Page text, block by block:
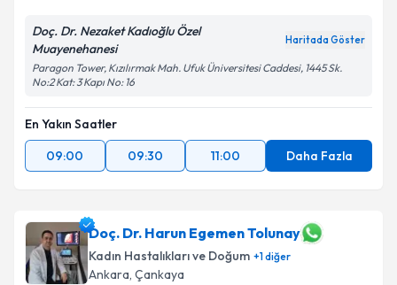
Doç. Dr. Nezaket Kadıoğlu Özel
Muayenehanesi
Haritada Göster
Paragon Tower, Kızılırmak Mah. Ufuk Üniversitesi Caddesi, 1445 Sk.
No:2 Kat: 3 Kapı No: 16
En Yakın Saatler
09:00
09:30 11:00 Daha Fazla
Doç. Dr. Harun Egemen Tolunay
Kadın Hastalıkları ve Doğum +1diğer
Ankara, Çankaya